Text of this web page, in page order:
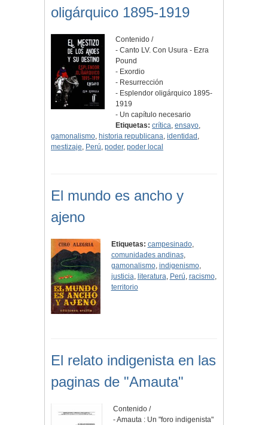
oligárquico 1895-1919
Contenido /
- Canto LV. Con Usura - Ezra
Pound
- Exordio
- Resurrección
- Esplendor oligárquico 1895-
1919
- Un capítulo necesario
Etiquetas: crítica,ensayo,
gamonalismo, historia republicana, identidad ,
mestizaje, Perú, poder, poder local
El mundo es ancho y
ajeno
Etiquetas: campesinado,
comunidades andinas,
gamonalismo, indigenismo,
justicia, literatura, Perú, racismo,
territorio
El relato indigenista en las
paginas de "Amauta"
Contenido /
- Amauta : Un "foro indigenista"